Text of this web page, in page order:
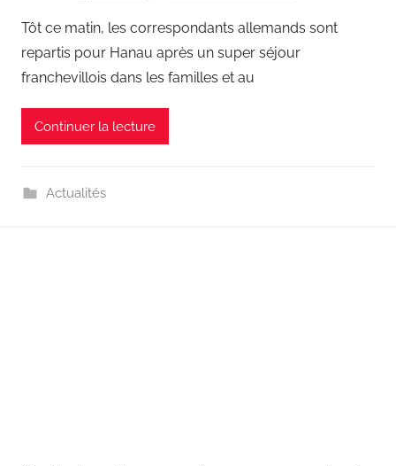
Tôt ce matin, les correspondants allemands sont
repartis pour Hanau après un super séjour
franchevillois dans les familles et au
Continuer la lecture
Actualités